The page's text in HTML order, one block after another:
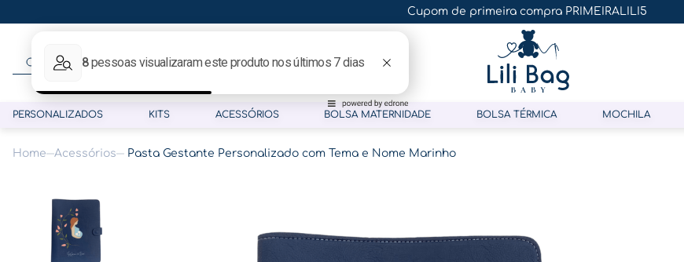
Cupom de primeira compra PRIMEIRALILI5
O que procura hoje?
PERSONALIZADOS KITS ACESSÓRIOS BOLSA MATERNIDADE BOLSA TÉRMICA MOCHILA
Acessórios Pasta Gestante Personalizado com Tema e Nome Marinho
gestante
café
pasta